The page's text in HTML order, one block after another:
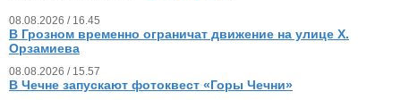
08.08.2026 / 16.45
В Грозном временно ограничат движение на улице Х.
Орзамиева
08.08.2026 / 15.57
В Чечне запускают фотоквест «Горы Чечни»